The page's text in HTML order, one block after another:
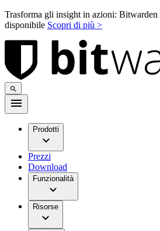
Trasforma gli insight in azioni: Bitwarden
disponibile Scopri di più >
Prodotti
Prezzi
Download
Funzionalità
Risorse